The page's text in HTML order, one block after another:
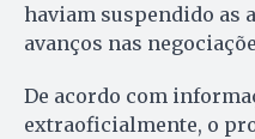
haviam suspendido as
avanços nas
De acordo com
extraoficialmente, o